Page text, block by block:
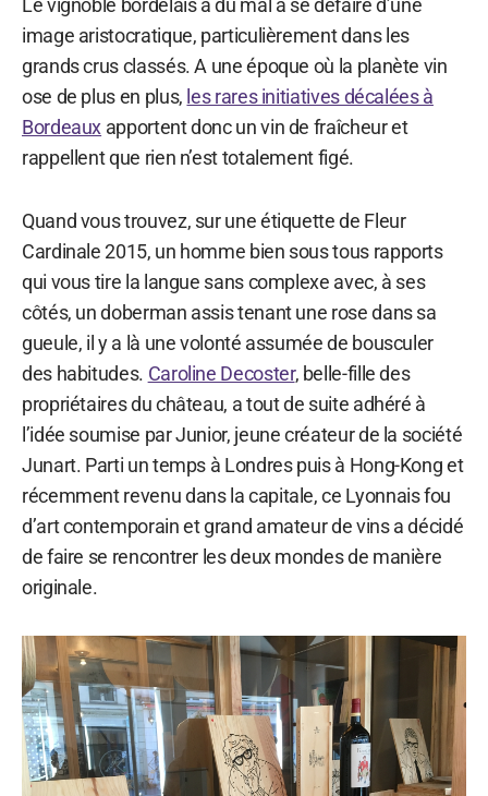
Le vignoble bordelais a du mal à se défaire d’une
image aristocratique, particulièrement dans les
grands crus classés. A une époque où la planète vin
ose de plus en plus, les rares initiatives décalées à
Bordeaux apportent donc un vin de fraîcheur et
rappellent que rien n’est totalement figé.
Quand vous trouvez, sur une étiquette de Fleur
Cardinale 2015, un homme bien sous tous rapports
qui vous tire la langue sans complexe avec, à ses
côtés, un doberman assis tenant une rose dans sa
gueule, il y a là une volonté assumée de bousculer
des habitudes. Caroline Decoster, belle-fille des
propriétaires du château, a tout de suite adhéré à
l’idée soumise par Junior, jeune créateur de la société
Junart. Parti un temps à Londres puis à Hong-Kong et
récemment revenu dans la capitale, ce Lyonnais fou
d’art contemporain et grand amateur de vins a décidé
de faire se rencontrer les deux mondes de manière
originale.